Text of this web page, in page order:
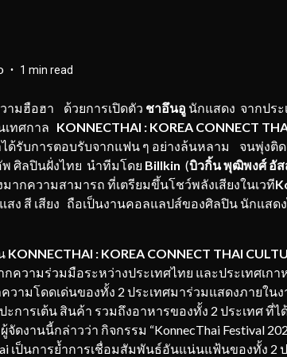
1 min read
ฮือฮา ด้วยการเปิดตัว ชาอึนอู นักแสดง จากประ
ทศกาล KONNECTHAI : KOREA CONNECT
ด้รับการตอบรับจากแฟน ๆ อย่างล้นหลาม จนพุ่งติด
ศิลปินฝั่งไทย นำทีมโดย Billkin (บิวกิ้น พุฒิพงศ์ อั
ากความสามารถ ที่เตรียมขึ้นโชว์พลังเสียงในเวที
สง สี เสียง ถือเป็นงานคอลแลปส์ของศิลปิน นักแส
KONNECTHAI : KOREA CONNECT THAI
กความร่วมมือระหว่างประเทศไทย และประเทศเ
วามโดดเด่นของทั้ง 2 ประเทศมาร่วมแสดงภายใน
การเต้น สินค้า รวมถึงอาหารของทั้ง 2 ประเทศ ที่
ผู้จัดงานนี้กล่าวว่า กิจกรรม “KonnecThai Festival
เป็นการย้ำการเชื่อมสัมพันธ์อันแน่นแฟ้นของทั้ง 2